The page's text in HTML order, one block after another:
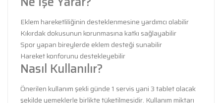
Eklem hareketliliğinin desteklenmesine yardımcı olabilir
Kıkırdak dokusunun korunmasına katkı sağlayabilir
Spor yapan bireylerde eklem desteği sunabilir
Hareket konforunu destekleyebilir
Nasıl Kullanılır?
Önerilen kullanım şekli günde 1 servis yani 3 tablet olacak
şekilde yemeklerle birlikte tüketilmesidir. Kullanım miktarı